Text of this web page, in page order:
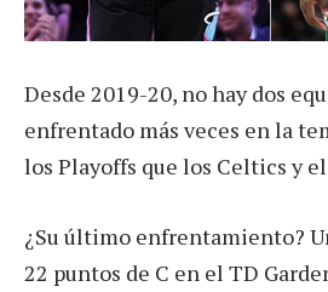
Desde 2019-20, no hay dos
enfrentado más veces en la
los Playoffs que los Celtics y
¿Su último enfrentamiento?
22 puntos de C en el TD